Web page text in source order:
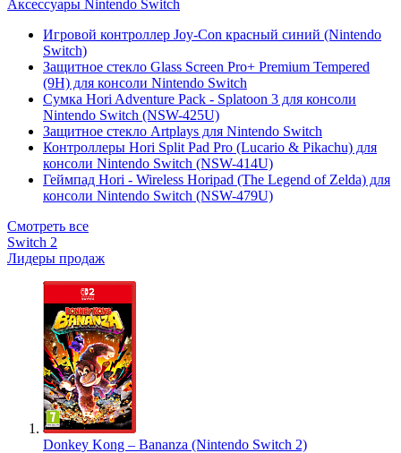
Аксессуары Nintendo Switch
Игровой контроллер Joy-Con красный синий (Nintendo
Switch)
Защитное стекло Glass Screen Pro+ Premium Tempered
(9H) для консоли Nintendo Switch
Сумка Hori Adventure Pack - Splatoon 3 для консоли
Nintendo Switch (NSW-425U)
Защитное стекло Artplays для Nintendo Switch
Контроллеры Hori Split Pad Pro (Lucario & Pikachu) для
консоли Nintendo Switch (NSW-414U)
Геймпад Hori - Wireless Horipad (The Legend of Zelda) для
консоли Nintendo Switch (NSW-479U)
Смотреть все
Switch 2
Лидеры продаж
Donkey Kong – Bananza (Nintendo Switch 2)